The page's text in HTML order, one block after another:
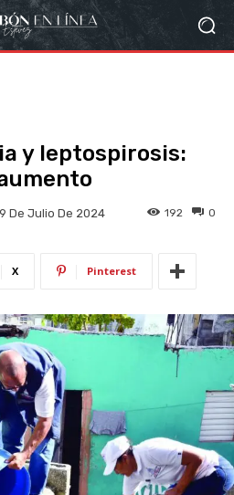
y leptospirosis:
De Julio De 2024 0
192
X Pinterest